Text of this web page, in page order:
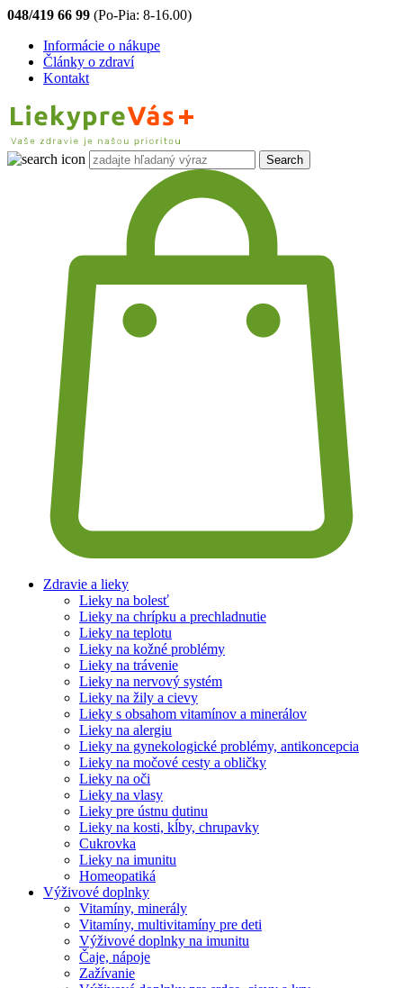
048/419 66 99 (Po-Pia: 8-16.00)
Informácie o nákupe
Články o zdraví
Kontakt
Zdravie a lieky
Lieky na bolesť
Lieky na chrípku a prechladnutie
Lieky na teplotu
Lieky na kožné problémy
Lieky na trávenie
Lieky na nervový systém
Lieky na žily a cievy
Lieky s obsahom vitamínov a minerálov
Lieky na alergiu
Lieky na gynekologické problémy, antikoncepcia
Lieky na močové cesty a obličky
Lieky na oči
Lieky na vlasy
Lieky pre ústnu dutinu
Lieky na kosti, kĺby, chrupavky
Cukrovka
Lieky na imunitu
Homeopatiká
Výživové doplnky
Vitamíny, minerály
Vitamíny, multivitamíny pre deti
Výživové doplnky na imunitu
Čaje, nápoje
Zažívanie